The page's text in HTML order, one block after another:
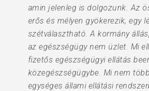
amin jelenleg is dolgozunk. Az
erős és mélyen gyökerezik, egy
szétválasztható. A kormány
az egészségügy nem üzlet. Mi
fizetős egészségügyi ellátás
közegészségügybe. Mi nem
egységes állami ellátási